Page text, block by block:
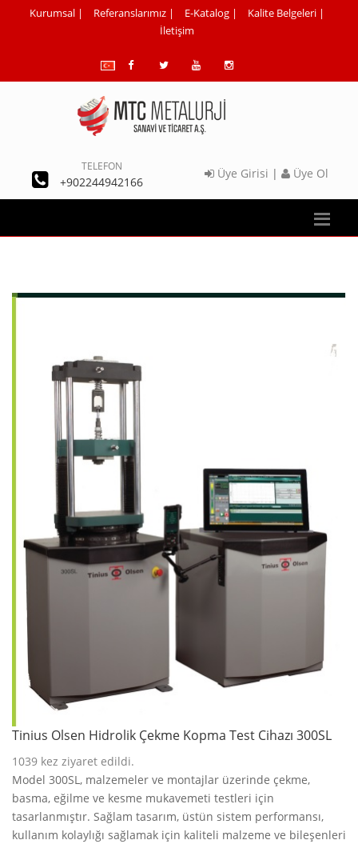
Kurumsal | Referanslarımız | E-Katalog | Kalite Belgeleri |
İletişim
TELEFON
+902244942166
Üye Girisi | Üye Ol
Tinius Olsen Hidrolik Çekme Kopma Test Cihazı 300SL
1039 kez ziyaret edildi.
Model 300SL, malzemeler ve montajlar üzerinde çekme,
basma, eğilme ve kesme mukavemeti testleri için
tasarlanmıştır. Sağlam tasarım, üstün sistem performansı,
kullanım kolaylığı sağlamak için kaliteli malzeme ve bileşenleri